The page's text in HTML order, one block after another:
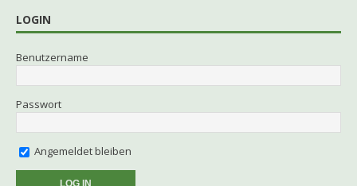
LOGIN
Benutzername
Passwort
Angemeldet bleiben